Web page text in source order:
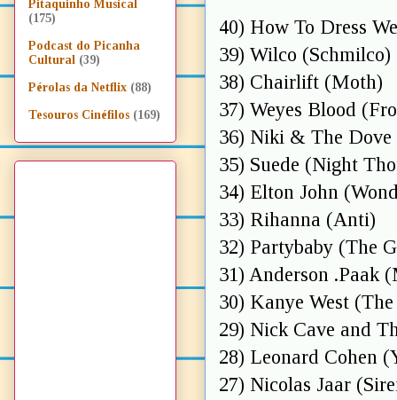
40) How To Dress
39) Wilco (Schmilco)
38) Chairlift (Moth)
37) Weyes Blood
36) Niki & The
35) Suede (Night
34) Elton John
33) Rihanna (Anti)
32) Partybaby (The
31) Anderson .Paak
30) Kanye West
29) Nick Cave and
28) Leonard Cohen
27) Nicolas Jaar
Pitaquinho Musical
(175)
Podcast do Picanha
Cultural (39)
Pérolas da Netflix (88)
Tesouros Cinéfilos (169)